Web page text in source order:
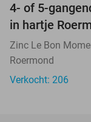
4- of 5-
in hartje
Zinc Le Bon
Roermond
Verkocht: 206